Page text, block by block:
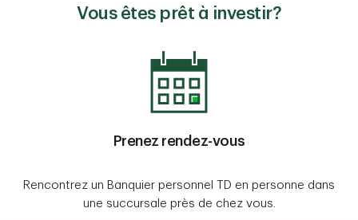
Vous êtes prêt à investir?
Prenez rendez-vous
Rencontrez un Banquier personnel TD en personne dans
une succursale près de chez vous.